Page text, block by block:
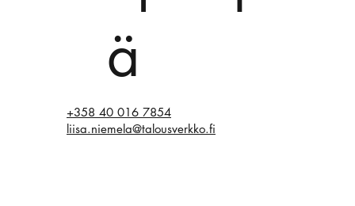
ä
+358 40 016 7854
liisa.niemela@talousverkko.fi